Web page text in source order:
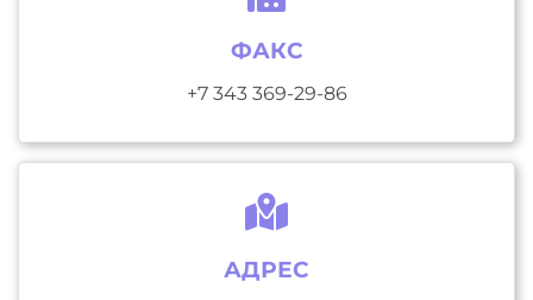
ФАКС
+7 343 369-29-86
АДРЕС